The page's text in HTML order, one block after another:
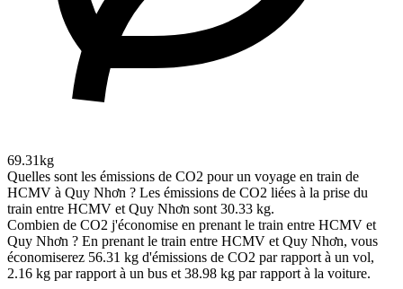
69.31kg
Quelles sont les émissions de CO2 pour un voyage en train de
HCMV à Quy Nhơn ? Les émissions de CO2 liées à la prise du
train entre HCMV et Quy Nhơn sont 30.33 kg.
Combien de CO2 j'économise en prenant le train entre HCMV et
Quy Nhơn ? En prenant le train entre HCMV et Quy Nhơn, vous
économiserez 56.31 kg d'émissions de CO2 par rapport à un vol,
2.16 kg par rapport à un bus et 38.98 kg par rapport à la voiture.